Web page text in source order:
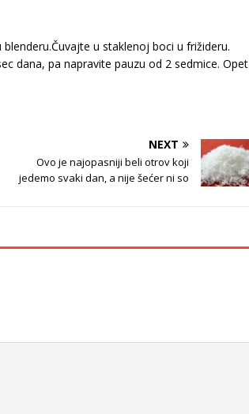
u staklenoj boci u frižideru.
dana, pa napravite pauzu od 2 sedmice. Opet
NEXT
Ovo je najopasniji beli otrov koji
jedemo svaki dan, a nije šećer ni so